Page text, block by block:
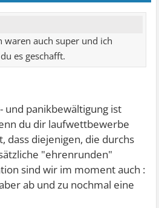
waren auch super und ich
es geschafft.
und panikbewältigung ist
du dir laufwettbewerbe
dass diejenigen, die durchs
"ehrenrunden"
sind wir im moment auch :
ab und zu nochmal eine